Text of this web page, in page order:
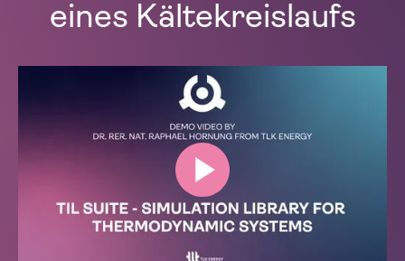
eines Kältekreislaufs
Optionale
Modellbibliotheken und